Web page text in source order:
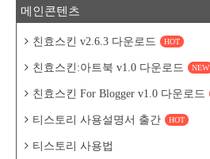
메인콘텐츠
친효스킨 v2.6.3 다운로드 HOT
친효스킨:아트북 v1.0 다운로드 NEW
친효스킨 For Blogger v1.0 다운로드
티스토리 사용설명서 출간 HOT
티스토리 사용법